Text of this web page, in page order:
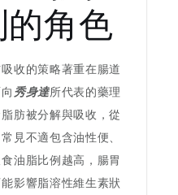
角色
收的策略著重在腸道
秀身達所代表的藥理
肪被分解與吸收，從
見不適包含油性便、
油脂比例越高，腸胃
影響脂溶性維生素狀